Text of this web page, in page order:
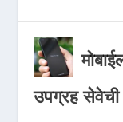
उपग्रह